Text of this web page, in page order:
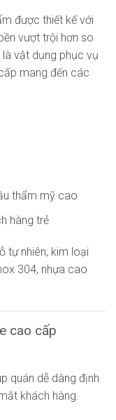
được thiết kế với
vượt trội hơn so
vật dụng phục vụ
mang đến các
thẩm mỹ cao
hàng trẻ
tự nhiên, kim loại
304, nhựa cao
cao cấp
quán dễ dàng định
khách hàng.